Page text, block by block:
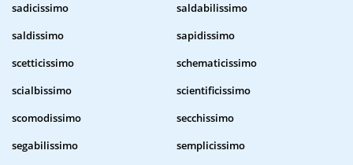
sadicissimo
saldabilissimo
saldissimo
sapidissimo
scetticissimo
schematicissimo
scialbissimo
scientificissimo
scomodissimo
secchissimo
segabilissimo
semplicissimo